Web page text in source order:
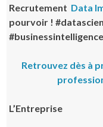
Recrutement Data
pourvoir !
#businessintelligence
Retrouvez dès à
L’Entreprise